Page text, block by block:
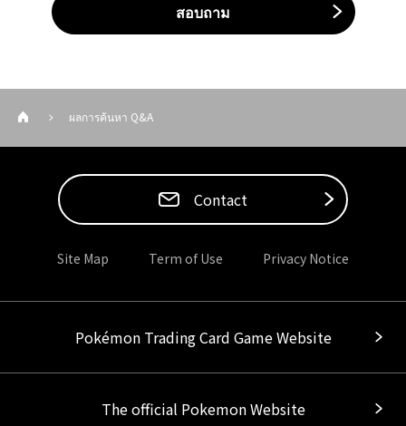
สอบถาม
ผลการค้นหา Q&A
Contact
Site Map Term of Use Privacy Notice
Pokémon Trading Card Game Website
The official Pokemon Website